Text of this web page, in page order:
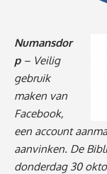
Numansdor
p– Veilig
gebruik
maken van
Facebook,
een account
aanvinken. De
donderdag 30